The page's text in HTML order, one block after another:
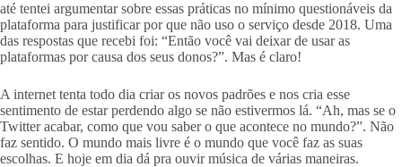
até tentei argumentar sobre essas práticas no mínimo questionáveis da
plataforma para justificar por que não uso o serviço desde 2018. Uma
das respostas que recebi foi: “Então você vai deixar de usar as
plataformas por causa dos seus donos?”. Mas é claro!
A internet tenta todo dia criar os novos padrões e nos cria esse
sentimento de estar perdendo algo se não estivermos lá. “Ah, mas se o
Twitter acabar, como que vou saber o que acontece no mundo?”. Não
faz sentido. O mundo mais livre é o mundo que você faz as suas
escolhas. E hoje em dia dá pra ouvir música de várias maneiras.